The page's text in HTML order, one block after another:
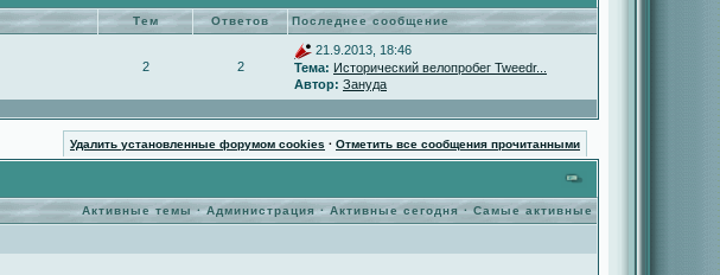
Тем Ответов Последнее сообщение
2 2
21.9.2013, 18:46
Тема: Исторический велопробег Tweedr...
Автор: Зануда
Удалить установленные форумом cookies · Отметить все сообщения прочитанными
Активные темы·Администрация·Активные сегодня · Самые активные